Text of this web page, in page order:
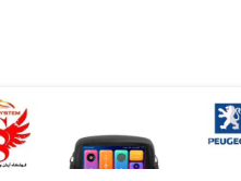
مانیتور فابریک اندروید مدل 7 اینچ پژو 207
۱۳,۵۱۰,۲۰۰ تومان